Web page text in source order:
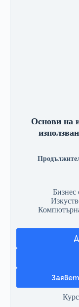
Основи на
Бизнес